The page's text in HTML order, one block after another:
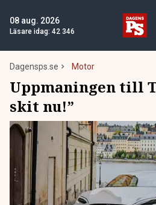
08 aug. 2026
Läsare idag: 42 346
Dagensps.se Motor
Uppmaningen till
skit nu!”